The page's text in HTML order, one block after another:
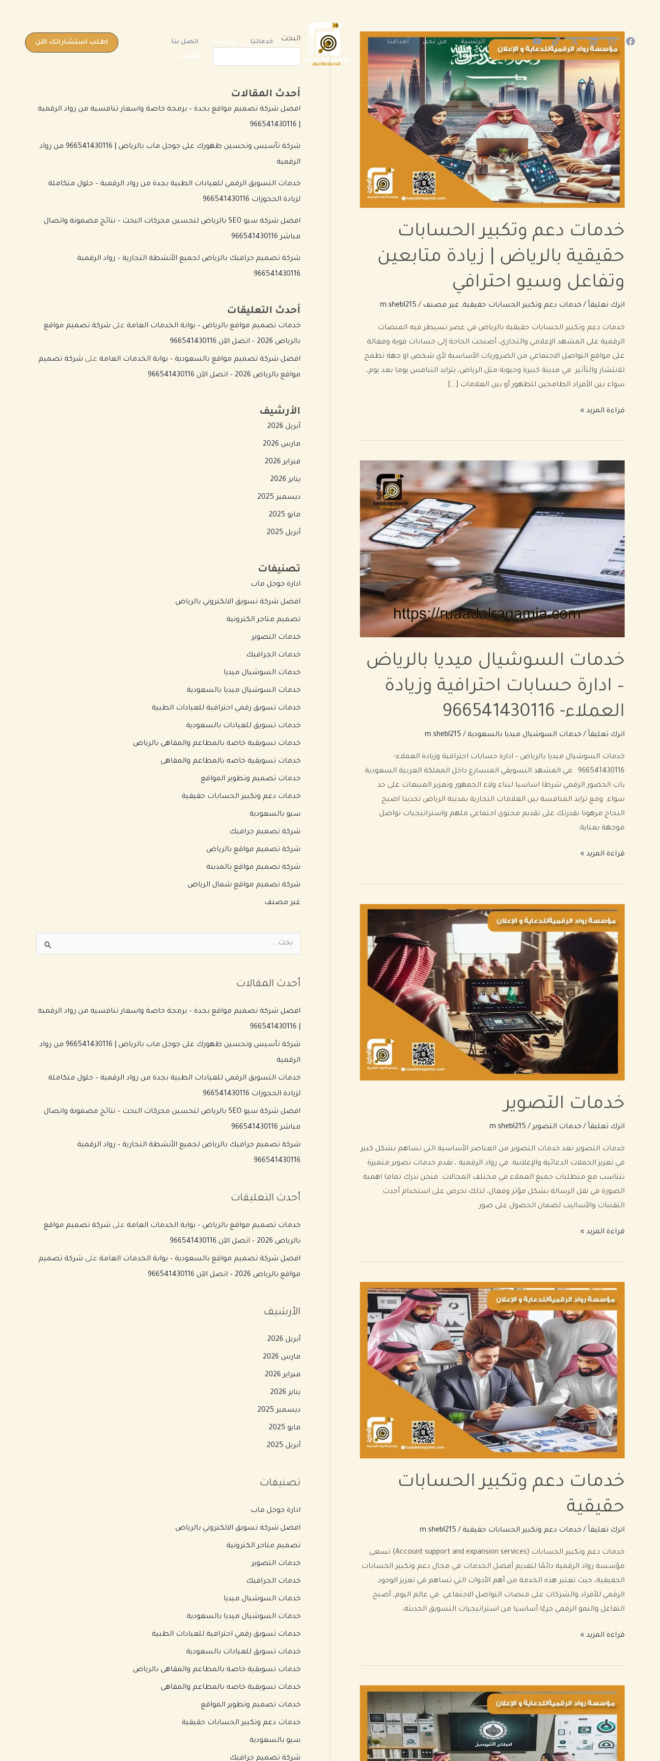
الرئسية من نحن أهدافنا خدماتنا مدوناتنا اتصل بنا اطلب استشاراتك الآن
خدمات دعم وتكبير الحسابات
حقيقية بالرياض | زيادة متابعين
وتفاعل وسيو احترافي
اترك تعليقاً /خدمات دعم وتكبير الحسابات حقيقية, غير مصنف /
m.shebl215
خدمات دعم وتكبير الحسابات حقيقية بالرياض في عصر تسيطر فيه المنصات
الرقمية على المشهد الإعلامي والتجاري، أصبحت الحاجة إلى حسابات قوية وفعالة
على مواقع التواصل الاجتماعي من الضروريات الأساسية لأي شخص او جهة تطمح
للانتشار والتأثير. في مدينة كبيرة وحيوية مثل الرياض، يتزايد التنافس يوما بعد يوم،
سواء بين الأفراد الطامحين للظهور أو بين العلامات […]
خدمات
دعم
الحسابات
حقيقية
بالرياض
زيادة
متابعين
وتفاعل
وسيو
احترافي
قراءة المزيد »
خدمات السوشيال ميديا بالرياض
– ادارة حسابات احترافية وزيادة
العملاء- 966541430116
اترك تعليقاً /خدمات السوشيال ميديا بالسعودية /
m.shebl215
خدمات السوشيال ميديا بالرياض – ادارة حسابات احترافية وزيادة العملاء-
966541430116 في المشهد التسويقي المتسارع داخل المملكة العربية السعودية
بات الحضور الرقمي شرطا اساسيا لبناء ولاء الجمهور وتعزيز المبيعات على حد
سواء. ومع تزايد المنافسة بين العلامات التجارية بمدينة الرياض تحديدا اصبح
النجاح مرهونا بقدرتك على تقديم محتوى اجتماعي ملهم واستراتيجيات تواصل
موجهة بعناية.
السوشيال
ميديا
بالرياض
ادارة
حسابات
احترافية
وزيادة
العملاء-
966541430116
قراءة المزيد »
خدمات التصوير
اترك تعليقاً /خدمات التصوير/
m.shebl215
خدمات التصوير تعد خدمات التصوير من العناصر الأساسية التي تساهم بشكل كبير
في تعزيز الحملات الدعائية والإعلانية. في رواد الرقمية ، نقدم خدمات تصوير متميزة
تتناسب مع متطلبات جميع العملاء في مختلف المجالات. فنحن ندرك تماما اهمية
الصورة في نقل الرسالة بشكل مؤثر وفعال، لذلك نحرص على استخدام أحدث
التقنيات والأساليب لضمان الحصول على صور
خدمات
التصوير
قراءة المزيد »
خدمات دعم وتكبير الحسابات
حقيقية
اترك تعليقاً /خدمات دعم وتكبير الحسابات حقيقية /
m.shebl215
خدمات دعم وتكبير الحسابات (Account support and expansion services) تسعى
مؤسسة رواد الرقمية دائمًا لتقديم أفضل الخدمات في مجال دعم وتكبير الحسابات
الحقيقية، حيث تعتبر هذه الخدمة من أهم الأدوات التي تساهم في تعزيز الوجود
الرقمي للأفراد والشركات على منصات التواصل الاجتماعي. في عالم اليوم، أصبح
التفاعل والنمو الرقمي جزءًا أساسيا من استراتيجيات التسويق الحديثة،
خدمات
دعم
وتكبير
الحسابات
حقيقية
قراءة المزيد »
خدمات
الجرافيك
البحث
البحث
أحدث المقالات
افضل شركة تصميم مواقع بجدة – برمجة خاصة واسعار تنافسية من رواد الرقمية
شركة تأسيس وتحسين ظهورك على جوجل ماب بالرياض | 966541430116 من رواد
الرقمية
خدمات التسويق الرقمي للعيادات الطبية بجدة من رواد الرقمية – حلول متكاملة
لزيادة الحجوزات 966541430116
افضل شركة سيو SEO بالرياض لتحسين محركات البحث – نتائج مضمونة واتصال
مباشر 966541430116
شركة تصميم جرافيك بالرياض لجميع الأنشطة التجارية – رواد الرقمية
966541430116
أحدث التعليقات
خدمات تصميم مواقع بالرياض – بوابة الخدمات العامة على شركة تصميم مواقع
بالرياض 2026 – اتصل الآن 966541430116
افضل شركة تصميم مواقع بالسعودية – بوابة الخدمات العامة على شركة تصميم
مواقع بالرياض 2026 – اتصل الآن 966541430116
الأرشيف
أبريل 2026
مارس 2026
فبراير 2026
يناير 2026
ديسمبر 2025
مايو 2025
أبريل 2025
تصنيفات
ادارة جوجل ماب
افضل شركة تسويق الالكتروني بالرياض
تصميم متاجر الكترونية
خدمات التصوير
خدمات الجرافيك
خدمات السوشيال ميديا
خدمات السوشيال ميديا بالسعودية
خدمات تسويق رقمي احترافية للعيادات الطبية
خدمات تسويق للعيادات بالسعودية
خدمات تسويقية خاصة بالمطاعم والمقاهى بالرياض
خدمات تسويقية خاصه بالمطاعم والمقاهى
خدمات تصميم وتطوير المواقع
خدمات دعم وتكبير الحسابات حقيقية
سيو بالسعودية
شركة تصميم جرافيك
شركة تصميم مواقع بالرياض
شركة تصميم مواقع بالمدينة
شركة تصميم مواقع شمال الرياض
غير مصنف
ب
ث
ع
ن
:
أحدث المقالات
افضل شركة تصميم مواقع بجدة – برمجة خاصة واسعار تنافسية من رواد الرقمية
شركة تأسيس وتحسين ظهورك على جوجل ماب بالرياض | 966541430116 من رواد
الرقمية
خدمات التسويق الرقمي للعيادات الطبية بجدة من رواد الرقمية – حلول متكاملة
لزيادة الحجوزات 966541430116
افضل شركة سيو SEO بالرياض لتحسين محركات البحث – نتائج مضمونة واتصال
مباشر 966541430116
شركة تصميم جرافيك بالرياض لجميع الأنشطة التجارية – رواد الرقمية
966541430116
أحدث التعليقات
خدمات تصميم مواقع بالرياض – بوابة الخدمات العامة على شركة تصميم مواقع
بالرياض 2026 – اتصل الآن 966541430116
افضل شركة تصميم مواقع بالسعودية – بوابة الخدمات العامة على شركة تصميم
مواقع بالرياض 2026 – اتصل الآن 966541430116
الأرشيف
أبريل 2026
مارس 2026
فبراير 2026
يناير 2026
ديسمبر 2025
مايو 2025
أبريل 2025
تصنيفات
ادارة جوجل ماب
افضل شركة تسويق الالكتروني بالرياض
تصميم متاجر الكترونية
خدمات التصوير
خدمات الجرافيك
خدمات السوشيال ميديا
خدمات السوشيال ميديا بالسعودية
خدمات تسويق رقمي احترافية للعيادات الطبية
خدمات تسويق للعيادات بالسعودية
خدمات تسويقية خاصة بالمطاعم والمقاهى بالرياض
خدمات تسويقية خاصه بالمطاعم والمقاهى
خدمات تصميم وتطوير المواقع
خدمات دعم وتكبير الحسابات حقيقية
سيو بالسعودية
شركة تصميم جرافيك